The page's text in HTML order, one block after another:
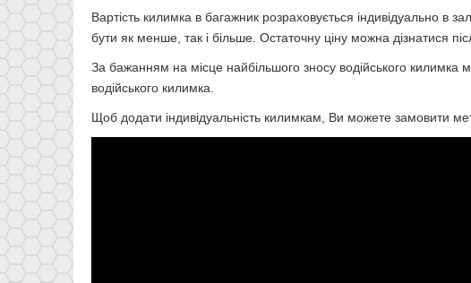
Вартість килимка в багажник розраховується індивідуально в
бути як менше, так і більше. Остаточну ціну можна дізнатися
За бажанням на місце найбільшого зносу водійського
водійського килимка.
Щоб додати індивідуальність килимкам, Ви можете замовити